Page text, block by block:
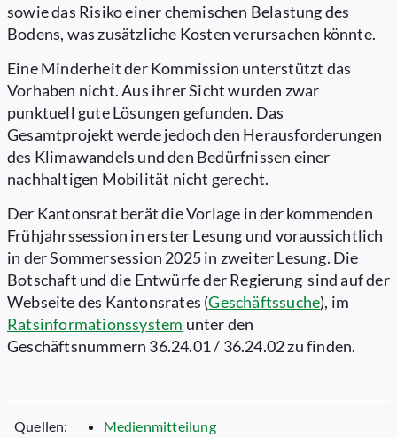
sowie das Risiko einer chemischen Belastung des
Bodens, was zusätzliche Kosten verursachen könnte.
Eine Minderheit der Kommission unterstützt das
Vorhaben nicht. Aus ihrer Sicht wurden zwar
punktuell gute Lösungen gefunden. Das
Gesamtprojekt werde jedoch den Herausforderungen
des Klimawandels und den Bedürfnissen einer
nachhaltigen Mobilität nicht gerecht.
Der Kantonsrat berät die Vorlage in der kommenden
Frühjahrssession in erster Lesung und voraussichtlich
in der Sommersession 2025 in zweiter Lesung. Die
Botschaft und die Entwürfe der Regierung sind auf der
Webseite des Kantonsrates (Geschäftssuche), im
Ratsinformationssystem unter den
Geschäftsnummern 36.24.01 / 36.24.02 zu finden.
Quellen: Medienmitteilung